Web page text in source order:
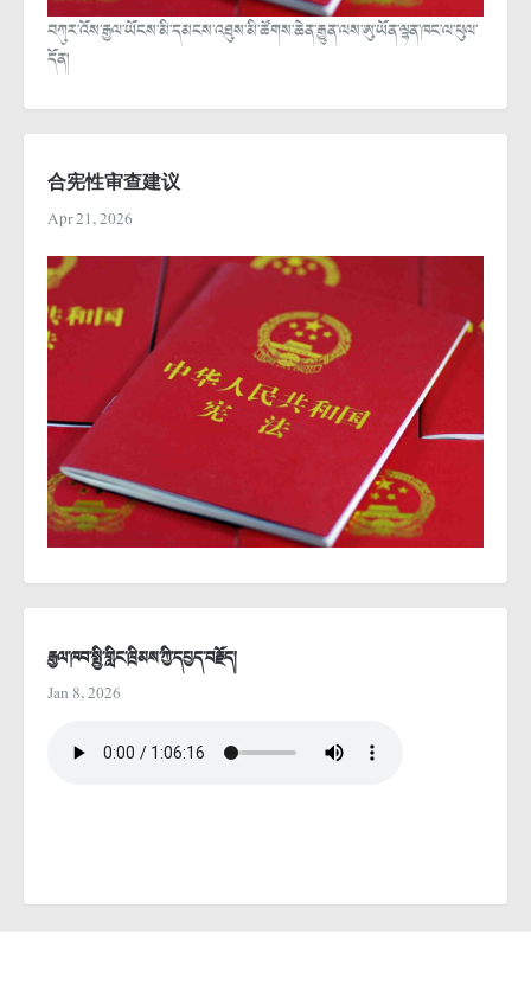
བཀུར་འོས་རྒྱལ་ཡོངས་མི་དམངས་འཐུས་མི་ཚོགས་ཆེན་རྒྱུན་ལས་ཨུ་ཡོན་ལྷན་ཁང་ལ་ཕུལ་
དོན།
合宪性审查建议
Apr 21, 2026
རྒྱལ་ཁབ་སྤྱི་གླིང་ཁྲིམས་ཀྱི་དཔྱད་བརྗོད།
Jan 8, 2026